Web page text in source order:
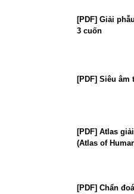
[PDF] Giải
3 cuốn
[PDF] Siêu âm
[PDF] Atlas
(Atlas of
[PDF] Chẩn